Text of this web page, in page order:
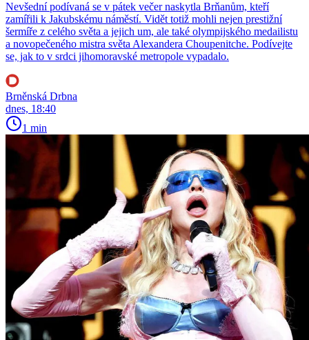
Nevšední podívaná se v pátek večer naskytla Brňanům, kteří
zamířili k Jakubskému náměstí. Vidět totiž mohli nejen prestižní
šermíře z celého světa a jejich um, ale také olympijského medailistu
a novopečeného mistra světa Alexandera Choupenitche. Podívejte
se, jak to v srdci jihomoravské metropole vypadalo.
Brněnská Drbna
dnes, 18:40
1 min